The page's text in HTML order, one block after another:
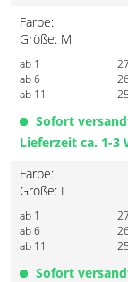
Farbe:
Größe: M
ab 1
ab 6
ab 11
Sofort
Lieferzeit ca. 1-3
Farbe:
Größe: L
ab 1
ab 6
ab 11
Sofort